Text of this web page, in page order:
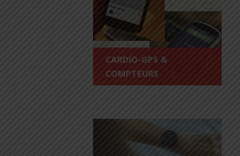
CARDIO-GPS &
COMPTEURS